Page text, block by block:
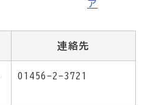
連絡先
01456-2-3721